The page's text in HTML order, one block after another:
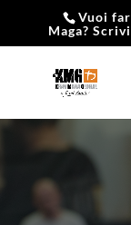
Vuoi
Maga?